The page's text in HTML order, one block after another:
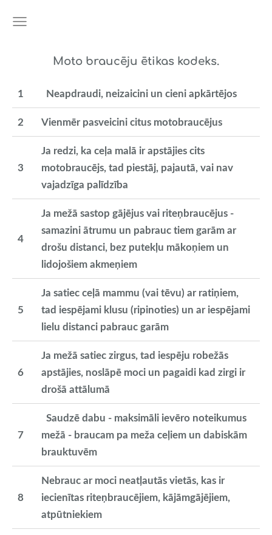
Moto braucēju ētikas kodeks.
1 Neapdraudi, neizaicini uncieniapkārtējos
2 Vienmēr pasveicini citus motobraucējus
3
Ja redzi, ka ceļa malā ir apstājies cits
motobraucējs, tad piestāj, pajautā, vai nav
vajadzīga palīdzība
4
Ja mežā sastop gājējus vai riteņbraucējus -
samazini ātrumu un pabrauc tiem garām ar
drošu distanci, bez putekļu mākoņiem un
lidojošiem akmeņiem
5
Ja satiec ceļā mammu (vai tēvu) ar ratiņiem,
tad iespējami klusu (ripinoties) un ar iespējami
lielu distanci pabrauc garām
6
Ja mežā satiec zirgus, tad iespēju robežās
apstājies, noslāpē moci un pagaidi kad zirgi ir
drošā attālumā
7
Saudzē dabu - maksimāli ievēro noteikumus
mežā - braucam pa meža ceļiem un dabiskām
brauktuvēm
8
Nebrauc ar moci neatļautās vietās, kas ir
iecienītas riteņbraucējiem, kājāmgājējiem,
atpūtniekiem